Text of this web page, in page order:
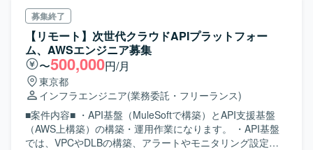
改善 マルチアカウント環境におけるセキュリティ、ガバナ
ンス強化 など
募集終了
【リモート】次世代クラウドAPIプラットフォー
ム、AWSエンジニア募集
〜500,000円/月
東京都
インフラエンジニア(業務委託・フリーランス)
■案件内容■ ・API基盤（MuleSoftで構築）とAPI支援基盤
（AWS上構築）の構築・運用作業になります。 ・API基盤
では、VPCやDLBの構築、アラートやモニタリング設定な